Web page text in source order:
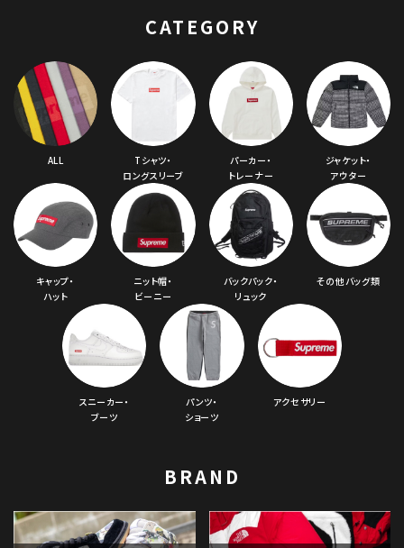
CATEGORY
ALL
Tシャツ・
ロングスリーブ
パーカー・
トレーナー
ジャケット・
アウター
キャップ・
ハット
ニット帽・
ビーニー
バックパック・
リュック
その他バッグ類
スニーカー・
ブーツ
パンツ・
ショーツ
アクセサリー
BRAND